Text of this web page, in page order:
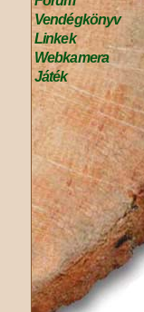
Vendégkönyv
Linkek
Webkamera
Játék